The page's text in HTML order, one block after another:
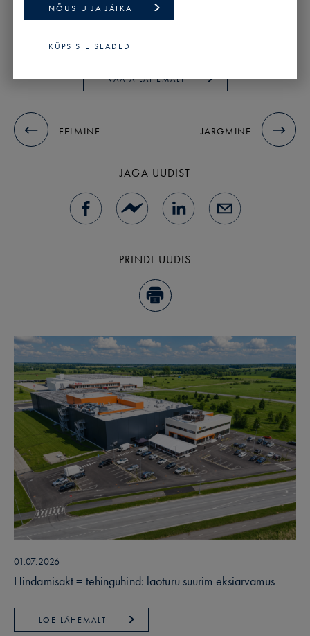
NÕUSTU JA JÄTKA
KÜPSISTE SEADED
ANDI MÖLLER
VAATA LÄHEMALT
EELMINE
JAGA UUDIST
PRINDI UUDIS
JÄRGMINE
01.07.2026
Hindamisakt = tehinguhind: laoturu suurim eksiarvamus
LOE LÄHEMALT